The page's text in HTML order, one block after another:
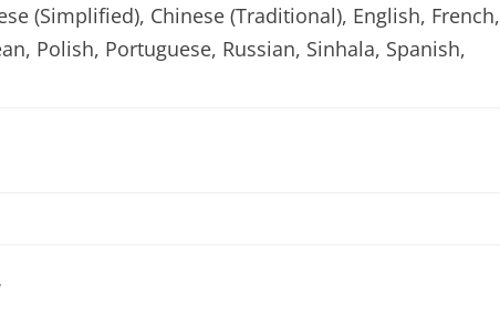
(Simplified), Chinese (Traditional), English, French,
Polish, Portuguese, Russian, Sinhala, Spanish,